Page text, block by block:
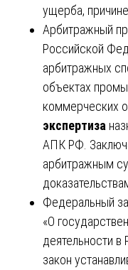
ущерба,
Арбитражный
Российской
арбитражных
объектах
коммерческих
экспертиза
АПК РФ.
арбитражным
Федеральный
«О
деятельности
закон